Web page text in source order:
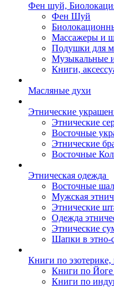
Фен шуй,
Фен Шуй
Массажеры и
Подушки для
Музыкальные
Книги,
Масляные духи
Этнические
Этнические
Восточные
Этнические
Восточные
Этническая одежда
Восточные
Мужская
Этнические
Одежда
Этнические
Шапки в этно-
Книги по эзотерике,
Книги по
Книги по